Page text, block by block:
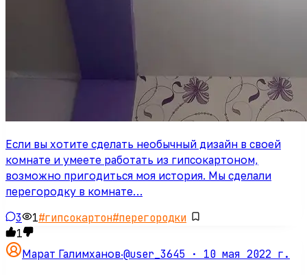
Если вы хотите сделать необычный дизайн в своей
комнате и умеете работать из гипсокартоном,
возможно пригодиться моя история. Мы сделали
перегородку в комнате…
3 1#гипсокартон#перегородки
1
Марат Галимханов·@user_3645 · 10 мая 2022 г.